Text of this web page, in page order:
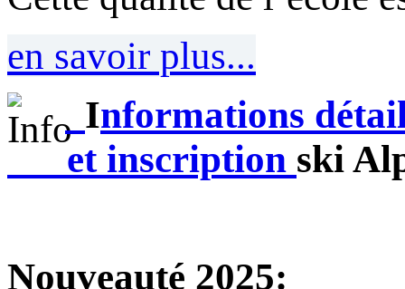
en savoir plus...
Informations
et inscription ski
Nouveauté 2025: